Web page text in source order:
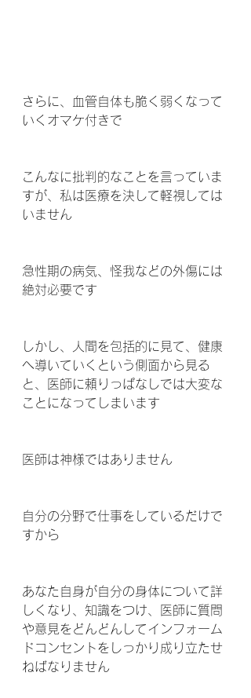
さらに、血管自体も脆く弱くなって
いくオマケ付きで
こんなに批判的なことを言っていま
すが、私は医療を決して軽視しては
いません
急性期の病気、怪我などの外傷には
絶対必要です
しかし、人間を包括的に見て、健康
へ導いていくという側面から見る
と、医師に頼りっぱなしでは大変な
ことになってしまいます
医師は神様ではありません
自分の分野で仕事をしているだけで
すから
あなた自身が自分の身体について詳
しくなり、知識をつけ、医師に質問
や意見をどんどんしてインフォーム
ドコンセントをしっかり成り立たせ
ねばなりません